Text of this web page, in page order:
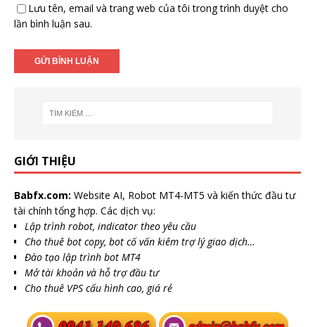
Lưu tên, email và trang web của tôi trong trình duyệt cho
lần bình luận sau.
GIỚI THIỆU
Babfx.com: Website AI, Robot MT4-MT5 và kiến thức đầu tư
tài chính tổng hợp. Các dịch vụ:
Lập trình robot, indicator theo yêu cầu
Cho thuê bot copy, bot cố vấn kiêm trợ lý giao dịch…
Đào tạo lập trình bot MT4
Mở tài khoản và hỗ trợ đầu tư
Cho thuê VPS cấu hình cao, giá rẻ